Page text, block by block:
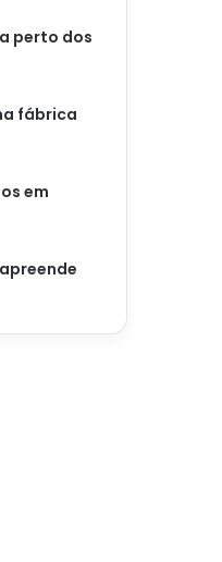
perto dos
fábrica
em